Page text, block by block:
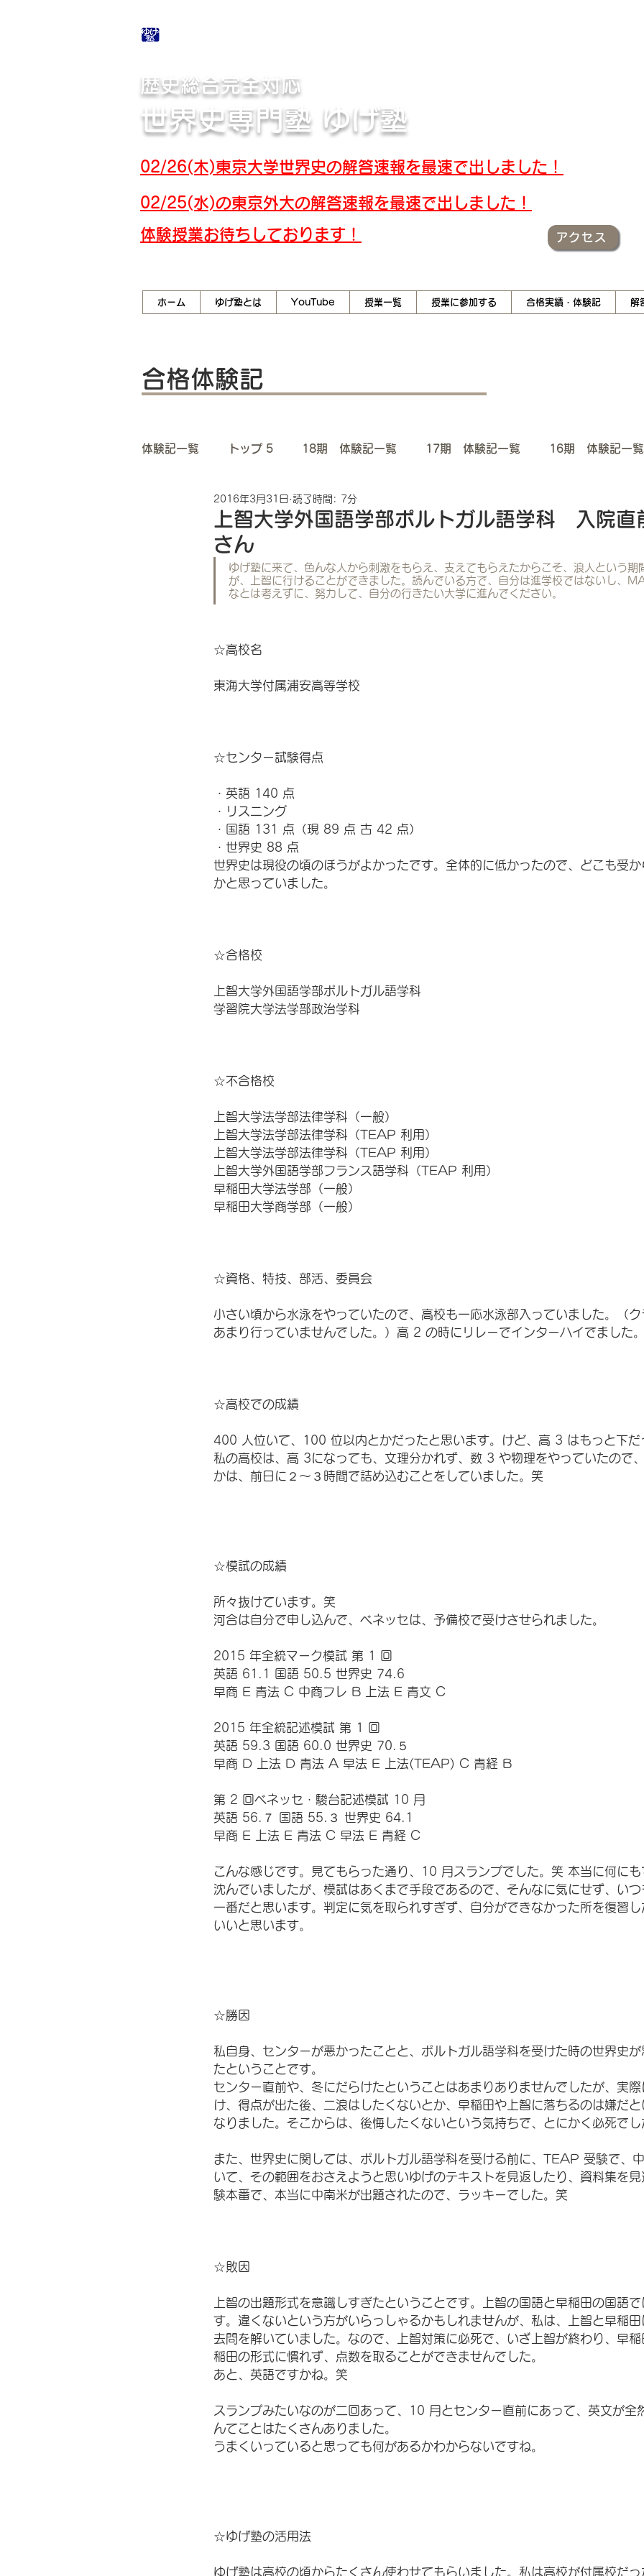
歴史総合完全対応
世界史専門塾 ゆげ塾
02/26(木)東京大学世界史の解答速報を最速で出しました！
02/25(水)の東京外大の解答速報を最速で出しました！
​体験授業お待ちしております！
アクセス
合格体験記
体験記一覧 トップ 5 18期 体験記一覧 17期 体験記一覧 16期 体験記一覧
14期 体験記一覧 13期 体験記一覧
9期 体験記一覧 8期 体験記一覧 7期 体験記一覧 6期 体験記一覧
上智大学外国語学部ポルトガル語学科 入院直
さん
2016年3月31日 読了時間: 7分
ゆげ塾に来て、色んな人から刺激をもらえ、支えてもらえたからこそ、浪人という期
が、上智に行けることができました。読んでいる方で、自分は進学校ではないし、
なとは考えずに、努力して、自分の行きたい大学に進んでください。
☆高校名
東海大学付属浦安高等学校
☆センター試験得点
・英語 140 点
・リスニング
・国語 131 点（現 89 点 古 42 点）
・世界史 88 点
世界史は現役の頃のほうがよかったです。全体的に低かったので、どこも受
かと思っていました。
☆合格校
上智大学外国語学部ポルトガル語学科
学習院大学法学部政治学科
☆不合格校
上智大学法学部法律学科（一般）
上智大学法学部法律学科（TEAP 利用）
上智大学法学部法律学科（TEAP 利用）
上智大学外国語学部フランス語学科（TEAP 利用）
早稲田大学法学部（一般）
早稲田大学商学部（一般）
☆資格、特技、部活、委員会
小さい頃から水泳をやっていたので、高校も一応水泳部入っていました。（
あまり行っていませんでした。）高 2 の時にリレーでインターハイでました。
☆高校での成績
400 人位いて、100 位以内とかだったと思います。けど、高 3 はもっと下だ
私の高校は、高 3になっても、文理分かれず、数 3 や物理をやっていたので
かは、前日に２〜３時間で詰め込むことをしていました。笑
☆模試の成績
所々抜けています。笑
河合は自分で申し込んで、ベネッセは、予備校で受けさせられました。
2015 年全統マーク模試 第 1 回
英語 61.1 国語 50.5 世界史 74.6
早商 E 青法 C 中商フレ B 上法 E 青文 C
2015 年全統記述模試 第 1 回
英語 59.3 国語 60.0 世界史 70.５
早商 D 上法 D 青法 A 早法 E 上法(TEAP) C 青経 B
第 2 回ベネッセ・駿台記述模試 10 月
英語 56.７ 国語 55.３ 世界史 64.1
早商 E 上法 E 青法 C 早法 E 青経 C
こんな感じです。見てもらった通り、10 月スランプでした。笑 本当に何にも
沈んでいましたが、模試はあくまで手段であるので、そんなに気にせず、い
一番だと思います。判定に気を取られすぎず、自分ができなかった所を復習
いいと思います。
☆勝因
私自身、センターが悪かったことと、ポルトガル語学科を受けた時の世界史
たということです。
センター直前や、冬にだらけたということはあまりありませんでしたが、実
け、得点が出た後、二浪はしたくないとか、早稲田や上智に落ちるのは嫌だと
なりました。そこからは、後悔したくないという気持ちで、とにかく必死でし
また、世界史に関しては、ポルトガル語学科を受ける前に、TEAP 受験で、
いて、その範囲をおさえようと思いゆげのテキストを見返したり、資料集を
験本番で、本当に中南米が出題されたので、ラッキーでした。笑
☆敗因
上智の出題形式を意識しすぎたということです。上智の国語と早稲田の国語
す。違くないという方がいらっしゃるかもしれませんが、私は、上智と早稲
去問を解いていました。なので、上智対策に必死で、いざ上智が終わり、早
稲田の形式に慣れず、点数を取ることができませんでした。
あと、英語ですかね。笑
スランプみたいなのが二回あって、10 月とセンター直前にあって、英文が全
んてことはたくさんありました。
うまくいっていると思っても何があるかわからないですね。
☆ゆげ塾の活用法
ゆげ塾は高校の頃からたくさん使わせてもらいました。私は高校が付属校だ
ホーム ゆげ塾とは YouTube 授業一覧 授業に参加する 合格実績・体験記 解